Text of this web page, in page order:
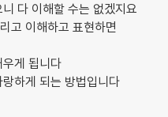
다 이해할 수는 없겠지요
고 이해하고 표현하면
게 됩니다
하게 되는 방법입니다